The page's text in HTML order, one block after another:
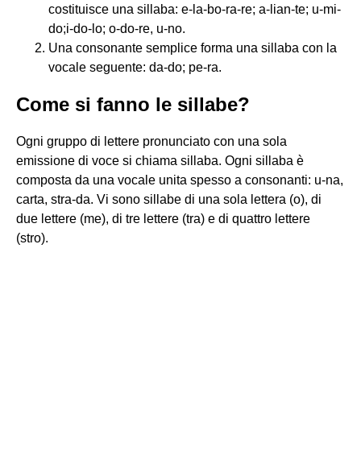
costituisce una sillaba: e-la-bo-ra-re; a-lian-te; u-mi-
do;i-do-lo; o-do-re, u-no.
Una consonante semplice forma una sillaba con la
vocale seguente: da-do; pe-ra.
Come si fanno le sillabe?
Ogni gruppo di lettere pronunciato con una sola
emissione di voce si chiama sillaba. Ogni sillaba è
composta da una vocale unita spesso a consonanti: u-na,
carta, stra-da. Vi sono sillabe di una sola lettera (o), di
due lettere (me), di tre lettere (tra) e di quattro lettere
(stro).